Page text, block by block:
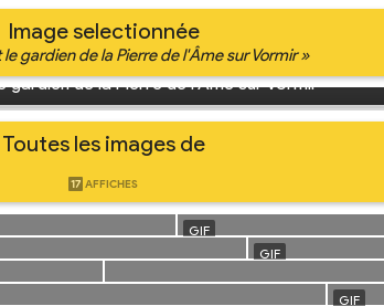
Image selectionnée
le gardien de la Pierre de l'Âme sur Vormir »
gardien de la Pierre de l'Âme sur Vormir
Toutes les images de
17 AFFICHES